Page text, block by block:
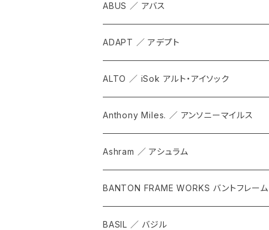
ABUS ／ アバス
ADAPT ／ アデプト
ALTO ／ iSok アルト・アイソック
Anthony Miles. ／ アンソニーマイルス
Ashram ／ アシュラム
BANTON FRAME WORKS バントフレーム
BASIL ／ バジル